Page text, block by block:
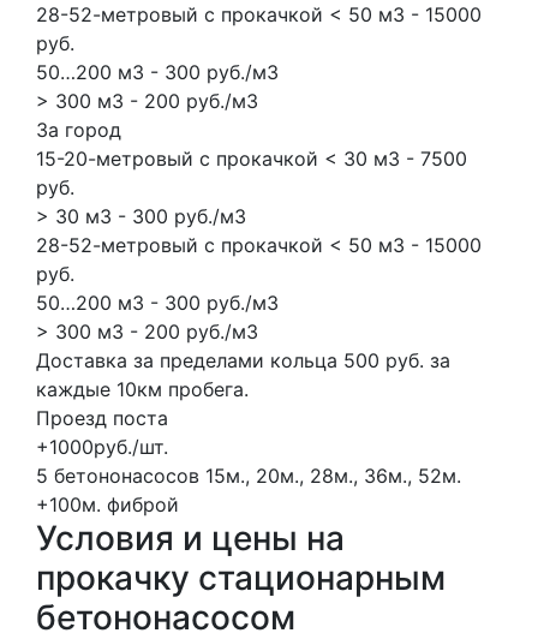
28-52-метровый с прокачкой < 50 м3 - 15000
руб.
50…200 м3 - 300 руб./м3
> 300 м3 - 200 руб./м3
За город
15-20-метровый с прокачкой < 30 м3 - 7500
руб.
> 30 м3 - 300 руб./м3
28-52-метровый с прокачкой < 50 м3 - 15000
руб.
50…200 м3 - 300 руб./м3
> 300 м3 - 200 руб./м3
Доставка за пределами кольца 500 руб. за
каждые 10км пробега.
Проезд поста
+1000руб./шт.
5 бетононасосов 15м., 20м., 28м., 36м., 52м.
+100м. фиброй
Условия и цены на
прокачку стационарным
бетононасосом